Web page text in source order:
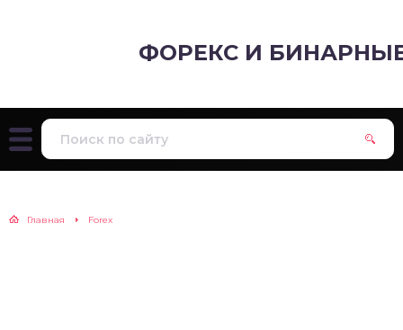
ФОРЕКС И
Главная Forex